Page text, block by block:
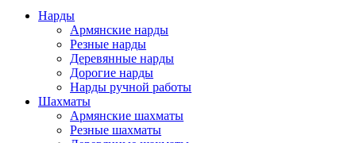
Нарды
Армянские нарды
Резные нарды
Деревянные нарды
Дорогие нарды
Нарды ручной работы
Шахматы
Армянские шахматы
Резные шахматы